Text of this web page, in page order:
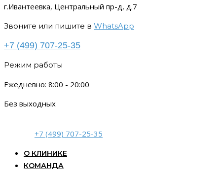
г.Ивантеевка, Центральный пр-д, д.7
Звоните или пишите в WhatsApp
+7 (499) 707-25-35
Режим работы
Ежедневно: 8:00 - 20:00
Без выходных
+7 (499) 707-25-35
О КЛИНИКЕ
КОМАНДА